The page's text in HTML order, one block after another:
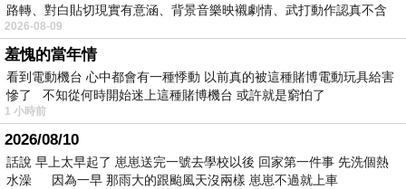
而且在網路上購買，品質有保障又有七天鑑賞期，
不滿意可以退貨也不用擔心買貴!
你一定要來看看【DNA純E美】潔顏晶露150ml(無
泡沬可油水平衡)~~
我是在這裡買的，多比較不吃虧唷!!
路轉、對白貼切現實有意涵、背景音樂映襯劇情、武打動作認真不含
糊、
2026-08-09
羞愧的當年情
看到電動機台 心中都會有一種悸動 以前真的被這種賭博電動玩具給害
慘了 不知從何時開始迷上這種賭博機台 或許就是窮怕了
1 小時前
2026/08/10
話說 早上太早起了 崽崽送完一號去學校以後 回家第一件事 先洗個熱
水澡 因為一早 那雨大的跟颱風天沒兩樣 崽崽不過就上車